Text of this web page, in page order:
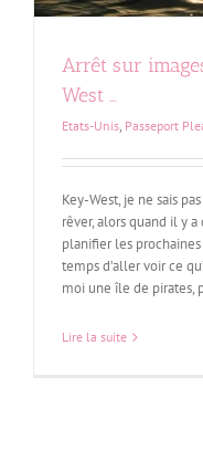
Arrêt sur
West …
Etats-Unis, Passeport
Key-West, je ne sais
rêver, alors quand il y
planifier les
temps d’aller voir ce
moi une île de pirates,
Lire la suite